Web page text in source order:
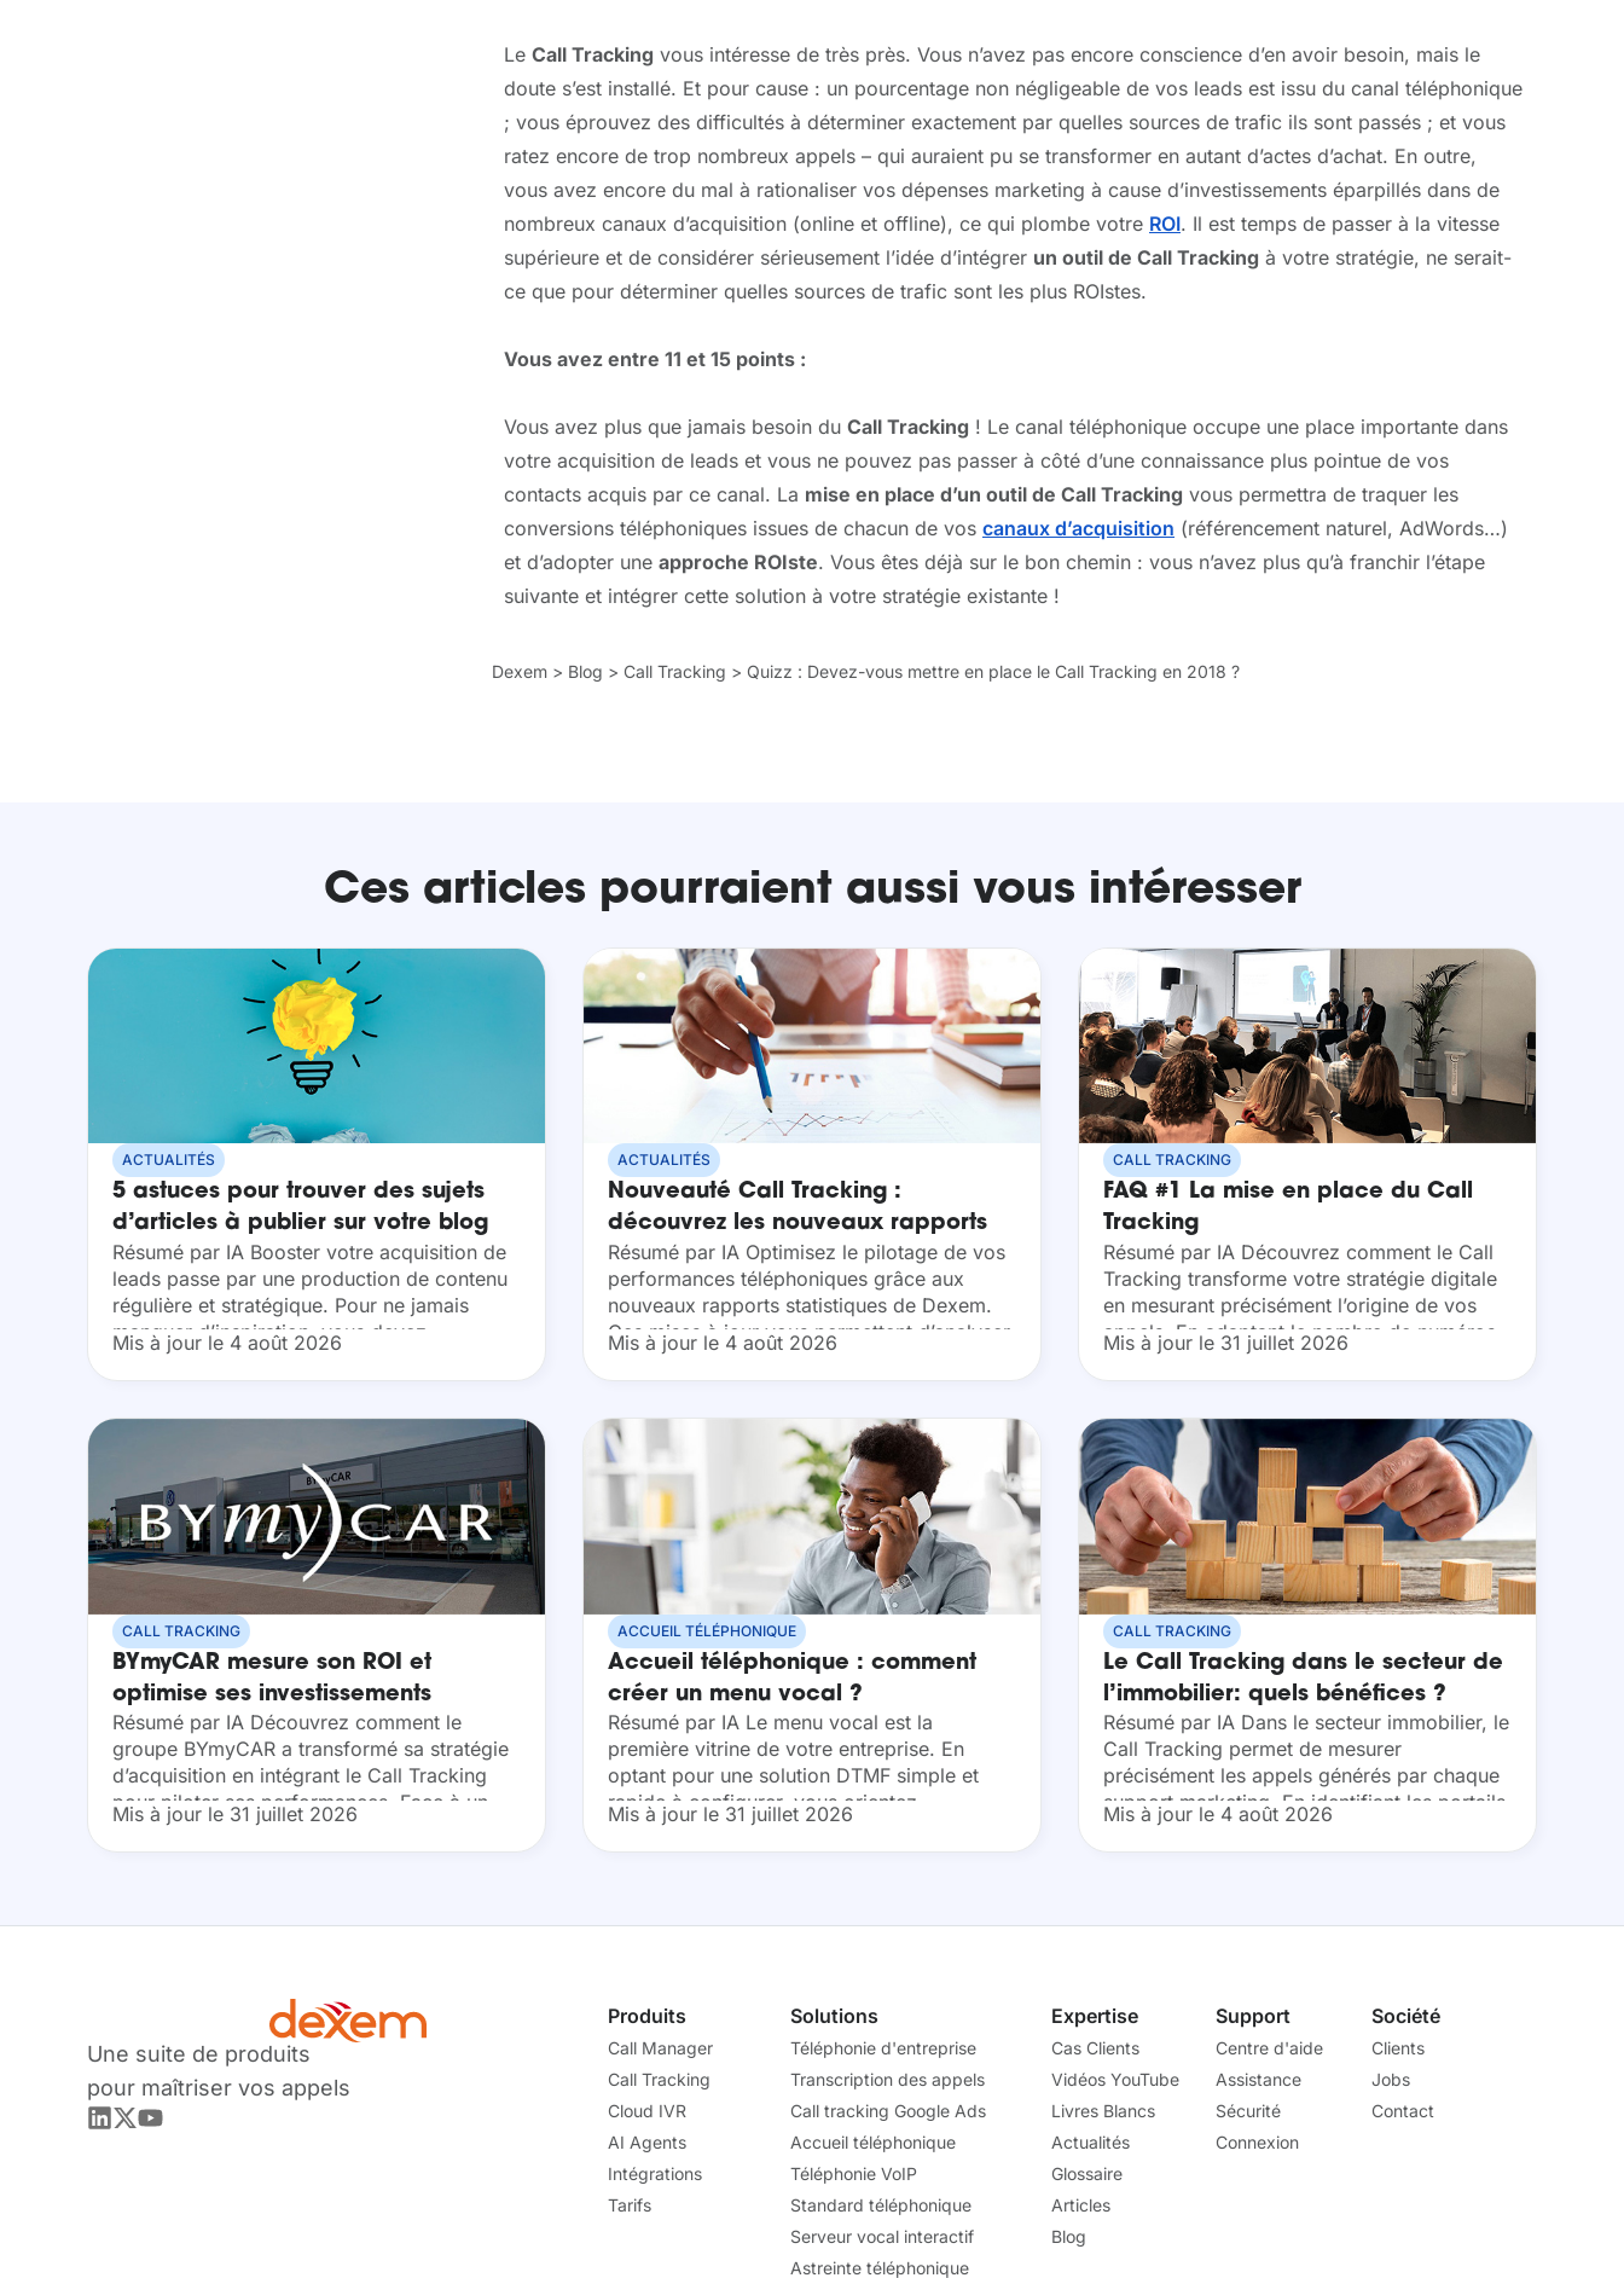
Le Call Tracking vous intéresse de très près. Vous n’avez pas encore conscience d’en avoir besoin, mais le
doute s’est installé. Et pour cause : un pourcentage non négligeable de vos leads est issu du canal téléphonique
; vous éprouvez des difficultés à déterminer exactement par quelles sources de trafic ils sont passés ; et vous
ratez encore de trop nombreux appels – qui auraient pu se transformer en autant d’actes d’achat. En outre,
vous avez encore du mal à rationaliser vos dépenses marketing à cause d’investissements éparpillés dans de
nombreux canaux d’acquisition (online et offline), ce qui plombe votre ROI. Il est temps de passer à la vitesse
supérieure et de considérer sérieusement l’idée d’intégrer un outil de Call Tracking à votre stratégie, ne serait-
ce que pour déterminer quelles sources de trafic sont les plus ROIstes.
Vous avez entre 11 et 15 points :
Vous avez plus que jamais besoin du Call Tracking ! Le canal téléphonique occupe une place importante dans
votre acquisition de leads et vous ne pouvez pas passer à côté d’une connaissance plus pointue de vos
contacts acquis par ce canal. La mise en place d’un outil de Call Tracking vous permettra de traquer les
conversions téléphoniques issues de chacun de vos canaux d’acquisition (référencement naturel, AdWords…)
et d’adopter une approche ROIste. Vous êtes déjà sur le bon chemin : vous n’avez plus qu’à franchir l’étape
suivante et intégrer cette solution à votre stratégie existante !
Dexem > Blog > Call Tracking > Quizz : Devez-vous mettre en place le Call Tracking en 2018 ?
Ces articles pourraient aussi vous intéresser
ACTUALITÉS
5 astuces pour trouver des sujets
d’articles à publier sur votre blog
d’entreprise
Résumé par IA Booster votre acquisition de
leads passe par une production de contenu
régulière et stratégique. Pour ne jamais
manquer d’inspiration, vous devez
transformer les besoins de vos prospects et
les tendances du marché en...
Mis à jour le 4 août 2026
ACTUALITÉS
Nouveauté Call Tracking :
découvrez les nouveaux rapports
Résumé par IA Optimisez le pilotage de vos
performances téléphoniques grâce aux
nouveaux rapports statistiques de Dexem.
Ces mises à jour vous permettent d’analyser
précisément vos campagnes marketing les
plus rentables tout en surveillant la qualité...
Mis à jour le 4 août 2026
CALL TRACKING
FAQ #1 La mise en place du Call
Tracking
Résumé par IA Découvrez comment le Call
Tracking transforme votre stratégie digitale
en mesurant précisément l’origine de vos
appels. En adaptant le nombre de numéros
à vos objectifs de ROI, vous identifiez vos
sources les plus...
Mis à jour le 31 juillet 2026
CALL TRACKING
BYmyCAR mesure son ROI et
optimise ses investissements
marketing avec Dexem Call
Tracking
Résumé par IA Découvrez comment le
groupe BYmyCAR a transformé sa stratégie
d’acquisition en intégrant le Call Tracking
pour piloter ses performances. Face à un
volume d’appels représentant 75 % de ses
leads, l’entreprise utilise désormais...
Mis à jour le 31 juillet 2026
ACCUEIL TÉLÉPHONIQUE
Accueil téléphonique : comment
créer un menu vocal ?
Résumé par IA Le menu vocal est la
première vitrine de votre entreprise. En
optant pour une solution DTMF simple et
rapide à configurer, vous orientez
efficacement vos clients vers le bon
interlocuteur. Découvrez comment
Mis à jour le 31 juillet 2026
CALL TRACKING
Le Call Tracking dans le secteur de
l’immobilier: quels bénéfices ?
Résumé par IA Dans le secteur immobilier, le
Call Tracking permet de mesurer
précisément les appels générés par chaque
support marketing. En identifiant les portails
immobiliers, campagnes publicitaires et
sources de trafic les plus performants, les...
Mis à jour le 4 août 2026
Une suite de produits
pour maîtriser vos appels
Produits
Call Manager
Call Tracking
Cloud IVR
AI Agents
Intégrations
Tarifs
Solutions
Téléphonie d'entreprise
Transcription des appels
Call tracking Google Ads
Accueil téléphonique
Téléphonie VoIP
Standard téléphonique
Serveur vocal interactif
Astreinte téléphonique
Expertise
Cas Clients
Vidéos YouTube
Livres Blancs
Actualités
Glossaire
Articles
Blog
Support
Centre d'aide
Assistance
Sécurité
Connexion
Société
Clients
Jobs
Contact